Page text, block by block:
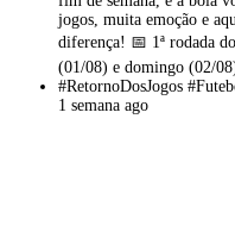
1 semana ago